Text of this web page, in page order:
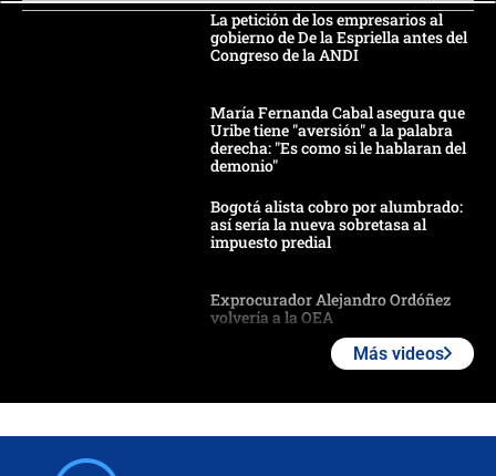
La petición de los empresarios al
gobierno de De la Espriella antes del
Congreso de la ANDI
María Fernanda Cabal asegura que
Uribe tiene "aversión" a la palabra
derecha: "Es como si le hablaran del
demonio"
Bogotá alista cobro por alumbrado:
así sería la nueva sobretasa al
impuesto predial
Exprocurador Alejandro Ordóñez
volvería a la OEA
Más videos